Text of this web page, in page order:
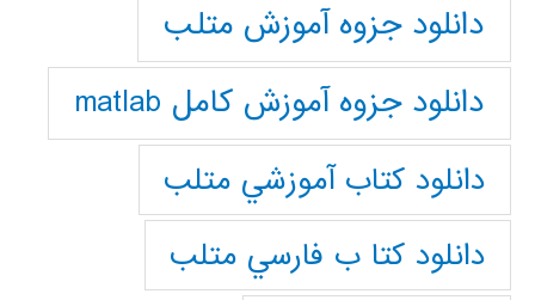
دانلود جزوه آموزش متلب
دانلود جزوه آموزش کامل matlab
دانلود كتاب آموزشي متلب
دانلود كتا ب فارسي متلب